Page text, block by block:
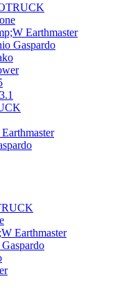
Earthmaster
Gaspardo
Earthmaster